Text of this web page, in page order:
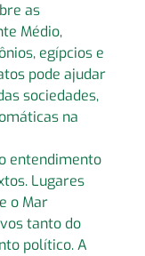
as
Médio,
egípcios e
pode ajudar
sociedades,
na
entendimento
Lugares
o Mar
tanto do
político. A